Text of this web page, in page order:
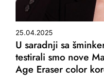
25.04.2025
U saradnji sa
testirali smo nove
Age Eraser color